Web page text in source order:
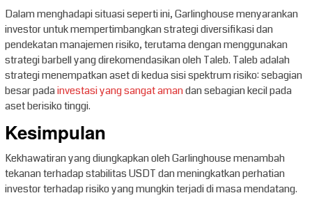
Dalam menghadapi situasi seperti ini, Garlinghouse menyarankan
investor untuk mempertimbangkan strategi diversifikasi dan
pendekatan manajemen risiko, terutama dengan menggunakan
strategi barbell yang direkomendasikan oleh Taleb. Taleb adalah
strategi menempatkan aset di kedua sisi spektrum risiko: sebagian
besar padainvestasi yang sangat amandan sebagian kecil pada
aset berisiko tinggi.
Kesimpulan
Kekhawatiran yang diungkapkan oleh Garlinghouse menambah
tekanan terhadap stabilitas USDT dan meningkatkan perhatian
investor terhadap risiko yang mungkin terjadi di masa mendatang.